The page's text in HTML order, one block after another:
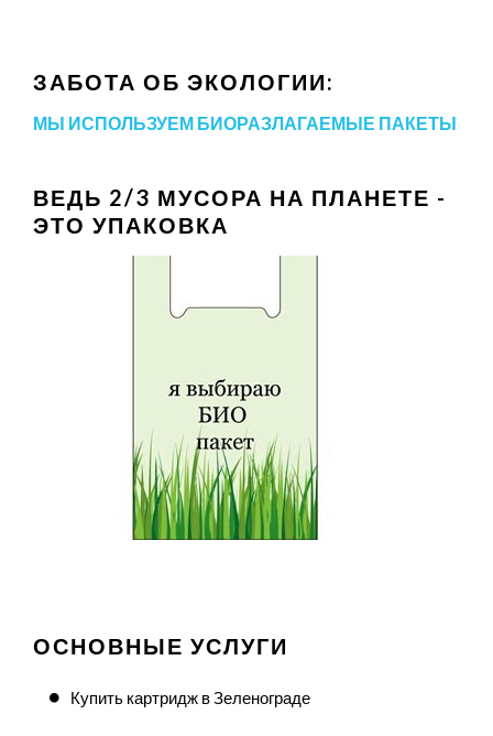
ЗАБОТА ОБ ЭКОЛОГИИ:
МЫ ИСПОЛЬЗУЕМ БИОРАЗЛАГАЕМЫЕ ПАКЕТЫ
ВЕДЬ 2/3 МУСОРА НА ПЛАНЕТЕ -
ЭТО УПАКОВКА
ОСНОВНЫЕ УСЛУГИ
Купить картридж в Зеленограде